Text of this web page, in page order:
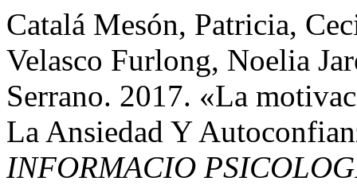
Catalá Mesón, Patricia,
Velasco Furlong, Noelia
Serrano. 2017. «La
La Ansiedad Y
INFORMACIO